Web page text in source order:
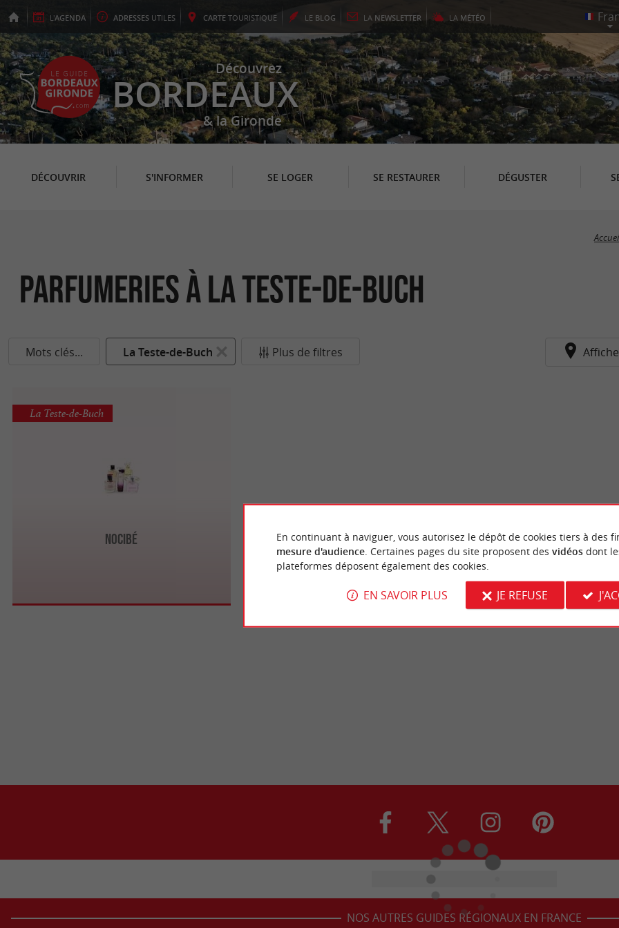
L'AGENDA ADRESSES UTILES CARTE TOURISTIQUE LE BLOG LA NEWSLETTER LA MÉTÉO
Découvrez
BORDEAUX
& la Gironde
DÉCOUVRIR S'INFORMER SE LOGER SE RESTAURER DÉGUSTER
Parfumeries à La Teste-de-Buch
Mots clés... La Teste-de-Buch Plus de filtres
Nocibé
La Teste-de-Buch
NOS AUTRES GUIDES RÉGIONAUX EN FRANCE
En continuant à naviguer, vous autorisez le dépôt de cookies tiers à des
mesure d'audience. Certaines pages du site proposent des vidéosdont
plateformes déposent également des cookies.
EN SAVOIR PLUS JE REFUSE